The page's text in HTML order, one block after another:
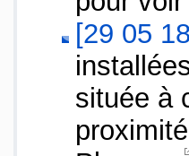
[29 05
située à